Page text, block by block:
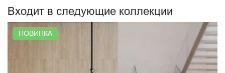
Входит в следующие коллекции
НОВИНКА